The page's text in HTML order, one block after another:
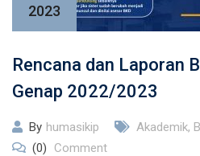
2023
Rencana dan Laporan
Genap 2022/2023
By humasikip Akademik,
(0)
Comment